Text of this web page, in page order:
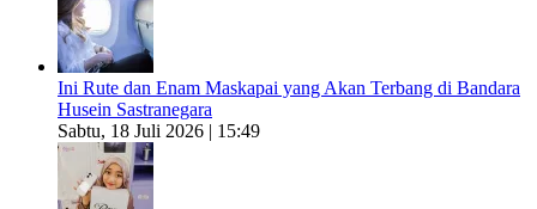
Ini Rute dan Enam Maskapai yang Akan Terbang di Bandara
Husein Sastranegara
Sabtu, 18 Juli 2026 | 15:49